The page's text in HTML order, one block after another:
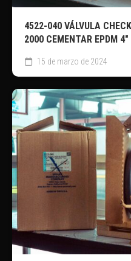
4522-040 VÁLVULA
2000 CEMENTAR EPDM
15 de marzo de 2024